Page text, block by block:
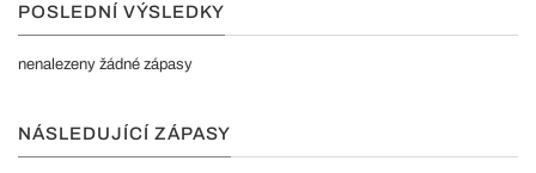
POSLEDNÍ VÝSLEDKY
nenalezeny žádné zápasy
NÁSLEDUJÍCÍ ZÁPASY